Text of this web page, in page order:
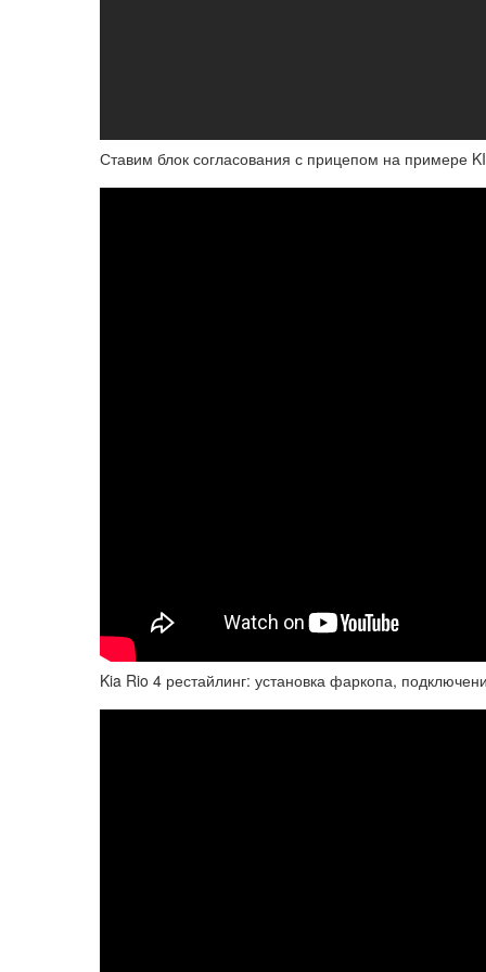
Ставим блок согласования с прицепом на примере
Kia Rio 4 рестайлинг: установка фаркопа,